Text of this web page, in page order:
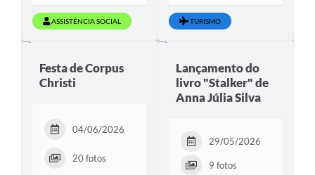
ASSISTÊNCIA SOCIAL TURISMO
Festa de Corpus
Christi
04/06/2026
20 fotos
Lançamento do
livro "Stalker" de
Anna Júlia Silva
29/05/2026
9 fotos